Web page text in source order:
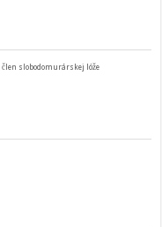
člen slobodomurárskej lóže